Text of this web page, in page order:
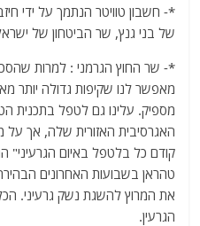
*- חשבון טוויטר הנתמך על ידי
של בני גנץ, שר הביטחון של
*- שר החוץ הגרמני : למרות
מאפשר לנו שקיפות גדולה יותר
מספיק. עלינו גם לטפל בתכנית
האגרסיבית האזורית שלה, אך על
קודם כל בלטפל באיום
טהראן בשבועות האחרונים
את המרוץ להשגת נשק גרעיני.
הגרעין.